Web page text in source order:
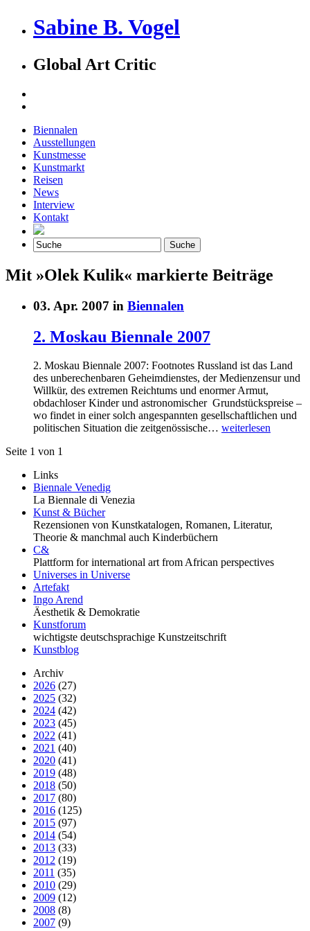
Sabine B. Vogel
Global Art Critic
Biennalen
Ausstellungen
Kunstmesse
Kunstmarkt
Reisen
News
Interview
Kontakt
Mit »Olek Kulik« markierte Beiträge
03. Apr. 2007 in Biennalen
2. Moskau Biennale 2007
2. Moskau Biennale 2007: Footnotes Russland ist das Land
des unberechenbaren Geheimdienstes, der Medienzensur und
Willkür, des extremen Reichtums und enormer Armut,
obdachloser Kinder und astronomischer Grundstückspreise –
wo findet in einer solch angespannten gesellschaftlichen und
politischen Situation die zeitgenössische… weiterlesen
Seite 1 von 1
Links
Biennale Venedig
La Biennale di Venezia
Kunst & Bücher
Rezensionen von Kunstkatalogen, Romanen, Literatur,
Theorie & manchmal auch Kinderbüchern
C&
Plattform for international art from African perspectives
Universes in Universe
Artefakt
Ingo Arend
Äesthetik & Demokratie
Kunstforum
wichtigste deutschsprachige Kunstzeitschrift
Kunstblog
Archiv
2026 (27)
2025 (32)
2024 (42)
2023 (45)
2022 (41)
2021 (40)
2020 (41)
2019 (48)
2018 (50)
2017 (80)
2016 (125)
2015 (97)
2014 (54)
2013 (33)
2012 (19)
2011 (35)
2010 (29)
2009 (12)
2008 (8)
2007 (9)